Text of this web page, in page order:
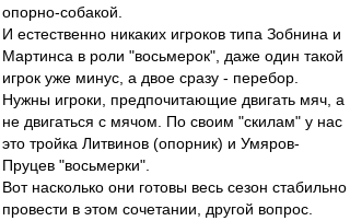
опорно-собакой.
И естественно никаких игроков типа Зобнина и
Мартинса в роли "восьмерок", даже один такой
игрок уже минус, а двое сразу - перебор.
Нужны игроки, предпочитающие двигать мяч, а
не двигаться с мячом. По своим "скилам" у нас
это тройка Литвинов (опорник) и Умяров-
Пруцев "восьмерки".
Вот насколько они готовы весь сезон стабильно
провести в этом сочетании, другой вопрос.